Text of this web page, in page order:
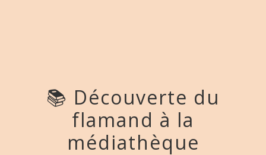
📚 Découverte du
flamand à la
médiathèque